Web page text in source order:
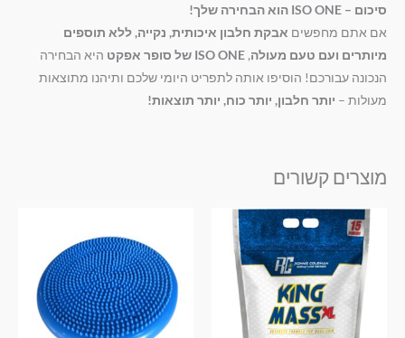
סיכום – ISO ONE הוא הבחירה שלך!
אם אתם מחפשים אבקת חלבון איכותית, נקייה, ללא תוספים
מיותרים ועם טעם מעולה, ISO ONE של סופר אפקט
היא הבחירה
הנכונה עבורכם! הוסיפו אותה לתפריט היומי שלכם ותיהנו מתוצאות
מעולות – יותר חלבון, יותר כוח, יותר תוצאות!
מוצרים קשורים